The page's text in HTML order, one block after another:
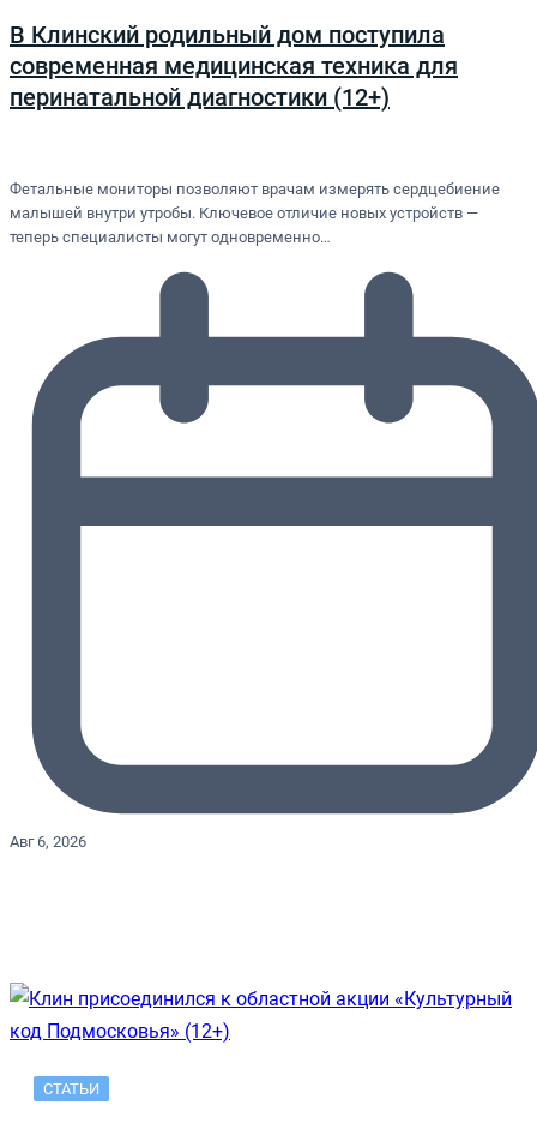
В Клинский родильный дом поступила
современная медицинская техника для
перинатальной диагностики (12+)
Фетальные мониторы позволяют врачам измерять сердцебиение
малышей внутри утробы. Ключевое отличие новых устройств —
теперь специалисты могут одновременно…
Авг 6, 2026
СТАТЬИ